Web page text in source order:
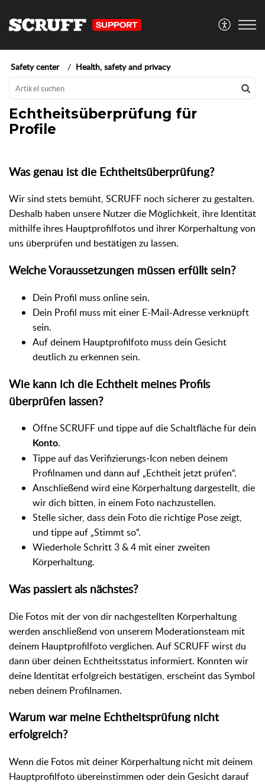
Safety center Health, safety and privacy
Echtheitsüberprüfung für
Profile
Was genau ist die Echtheitsüberprüfung?
Wir sind stets bemüht, SCRUFF noch sicherer zu gestalten.
Deshalb haben unsere Nutzer die Möglichkeit, ihre Identität
mithilfe ihres Hauptprofilfotos und ihrer Körperhaltung von
uns überprüfen und bestätigen zu lassen.
Welche Voraussetzungen müssen erfüllt sein?
Dein Profil muss online sein.
Dein Profil muss mit einer E-Mail-Adresse verknüpft
sein.
Auf deinem Hauptprofilfoto muss dein Gesicht
deutlich zu erkennen sein.
Wie kann ich die Echtheit meines Profils
überprüfen lassen?
Öffne SCRUFF und tippe auf die Schaltfläche für dein
Konto.
Tippe auf das Verifizierungs‑Icon neben deinem
Profilnamen und dann auf „Echtheit jetzt prüfen“.
Anschließend wird eine Körperhaltung dargestellt, die
wir dich bitten, in einem Foto nachzustellen.
Stelle sicher, dass dein Foto die richtige Pose zeigt,
und tippe auf „Stimmt so“.
Wiederhole Schritt 3 & 4 mit einer zweiten
Körperhaltung.
Was passiert als nächstes?
Die Fotos mit der von dir nachgestellten Körperhaltung
werden anschließend von unserem Moderationsteam mit
deinem Hauptprofilfoto verglichen. Auf SCRUFF wirst du
dann über deinen Echtheitsstatus informiert. Konnten wir
deine Identität erfolgreich bestätigen, erscheint das Symbol
neben deinem Profilnamen.
Warum war meine Echtheitsprüfung nicht
erfolgreich?
Wenn die Fotos mit deiner Körperhaltung nicht mit deinem
Hauptprofilfoto übereinstimmen oder dein Gesicht darauf